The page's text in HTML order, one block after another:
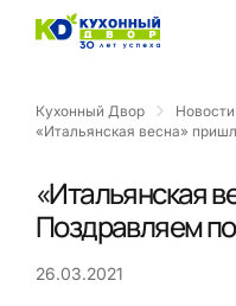
Кухонный Двор
Новости
«Итальянская весна»
«Итальянская
Поздравляем
26.03.2021